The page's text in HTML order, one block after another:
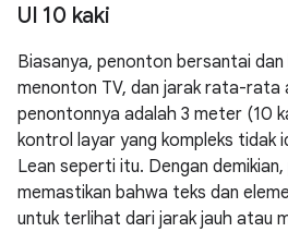
UI 10 kaki
Biasanya, penonton bersantai
menonton TV, dan jarak rata-rata
penontonnya adalah 3 meter (10
kontrol layar yang kompleks tidak
Lean seperti itu. Dengan
memastikan bahwa teks dan
untuk terlihat dari jarak jauh atau